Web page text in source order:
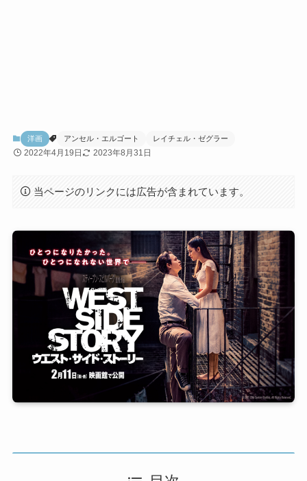
洋画 アンセル・エルゴート レイチェル・ゼグラー
2022年4月19日 2023年8月31日
当ページのリンクには広告が含まれています。